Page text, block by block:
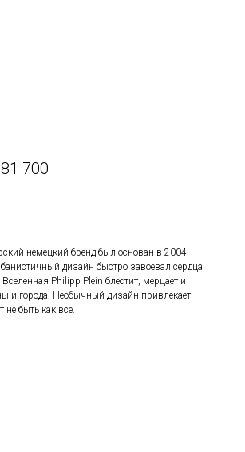
700
немецкий бренд был основан в 2004
дизайн быстро завоевал сердца
Philipp Plein блестит, мерцает и
и города. Необычный дизайн привлекает
быть как все.